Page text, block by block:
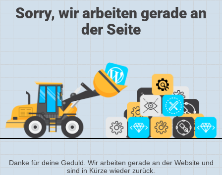
Sorry, wir arbeiten gerade an
der Seite
Danke für deine Geduld. Wir arbeiten gerade an der Website und
sind in Kürze wieder zurück.